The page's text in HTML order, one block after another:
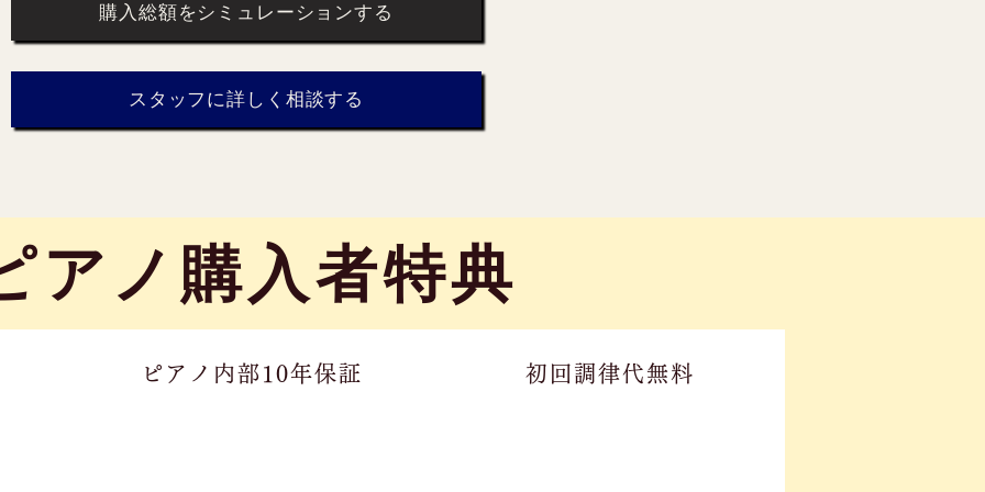
購入総額をシミュレーションする
スタッフに詳しく相談する
アノ購入者特典
ピアノ内部10年保証 初回調律代無料